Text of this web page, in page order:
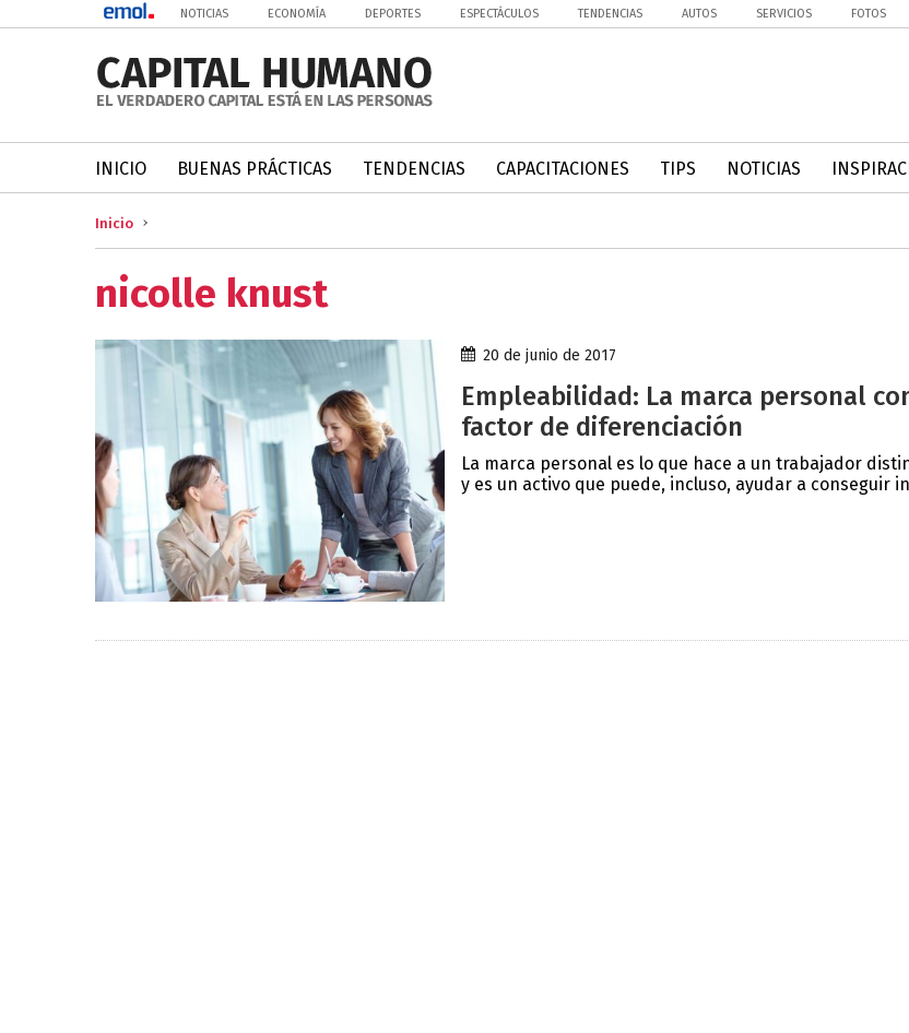
NOTICIAS ECONOMÍA DEPORTES ESPECTÁCULOS TENDENCIAS AUTOS SERVICIOS FOTOS
INICIO BUENAS PRÁCTICAS TENDENCIAS CAPACITACIONES TIPS NOTICIAS
Inicio
nicolle knust
20 de junio de 2017
Empleabilidad: La marca personal
factor de diferenciación
La marca personal es lo que hace a un trabajador
y es un activo que puede, incluso, ayudar a conseguir